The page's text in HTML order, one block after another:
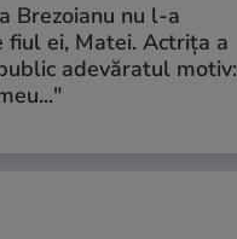
Brezoianu nu l-a
ei, Matei. Actrița a
adevăratul motiv: